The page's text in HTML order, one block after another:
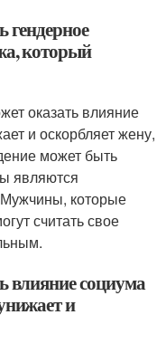
гендерное
который
оказать влияние
и оскорбляет жену,
может быть
являются
которые
считать свое
влияние социума
и